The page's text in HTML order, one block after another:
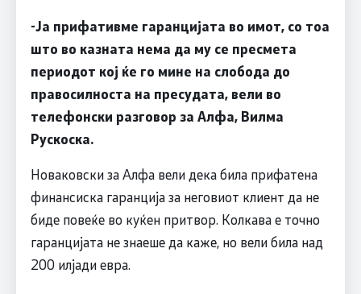
-Ја прифативме гаранцијата во имот, со тоа
што во казната нема да му се пресмета
периодот кој ќе го мине на слобода до
правосилноста на пресудата, вели во
телефонски разговор за Алфа, Вилма
Рускоска.
Новаковски за Алфа вели дека била прифатена
финансиска гаранција за неговиот клиент да не
биде повеќе во куќен притвор. Колкава е точно
гаранцијата не знаеше да каже, но вели била над
200 илјади евра.